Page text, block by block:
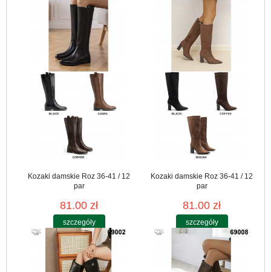
Kozaki damskie Roz 36-41 / 12
par
81.00 zł
szczegóły
Kozaki damskie Roz 36-41 / 12
par
81.00 zł
szczegóły